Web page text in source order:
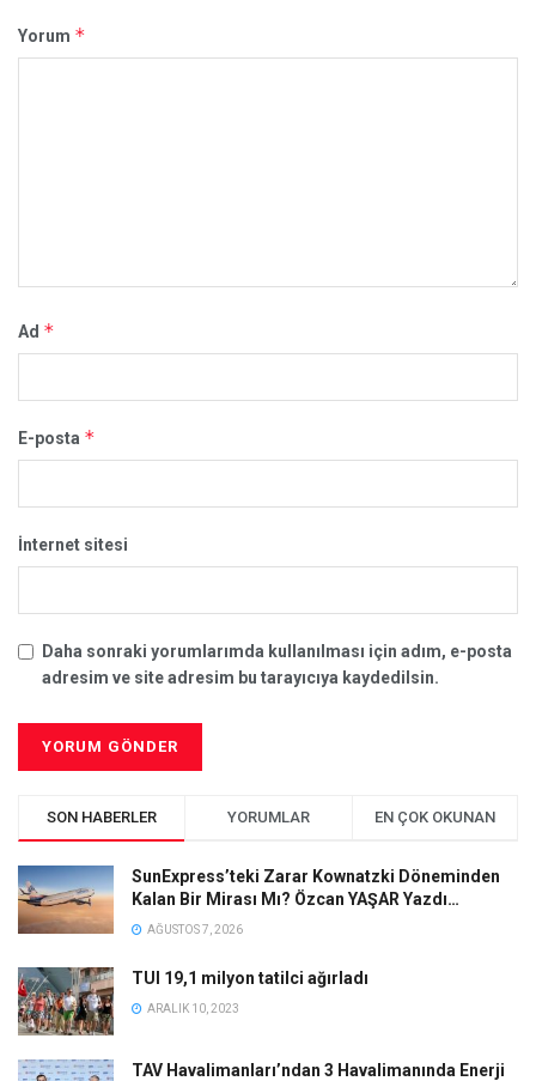
Yorum *
Ad *
E-posta *
İnternet sitesi
Daha sonraki yorumlarımda kullanılması için adım, e-posta
adresim ve site adresim bu tarayıcıya kaydedilsin.
SON HABERLER YORUMLAR EN ÇOK OKUNAN
SunExpress’teki Zarar Kownatzki Döneminden
Kalan Bir Mirası Mı? Özcan YAŞAR Yazdı…
AĞUSTOS 7, 2026
TUI 19,1 milyon tatilci ağırladı
ARALIK 10, 2023
TAV Havalimanları’ndan 3 Havalimanında Enerji